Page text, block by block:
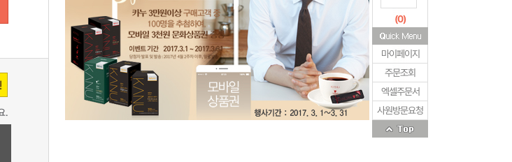
.
(0)
마이페이지
주문조회
엑셀주문서
사원방문요청